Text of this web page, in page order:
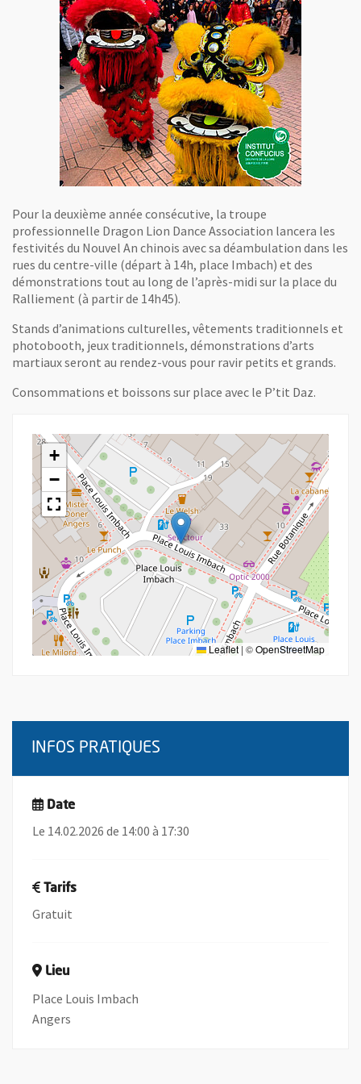
Pour la deuxième année consécutive, la troupe
professionnelle Dragon Lion Dance Association lancera les
festivités du Nouvel An chinois avec sa déambulation dans les
rues du centre-ville (départ à 14h, place Imbach) et des
démonstrations tout au long de l’après-midi sur la place du
Ralliement (à partir de 14h45).
Stands d’animations culturelles, vêtements traditionnels et
photobooth, jeux traditionnels, démonstrations d’arts
martiaux seront au rendez-vous pour ravir petits et grands.
Consommations et boissons sur place avec le P’tit Daz.
+
−
Leaflet | ©OpenStreetMap
INFOS PRATIQUES
Date
Le 14.02.2026 de 14:00 à 17:30
Tarifs
Gratuit
Lieu
Place Louis Imbach
Angers